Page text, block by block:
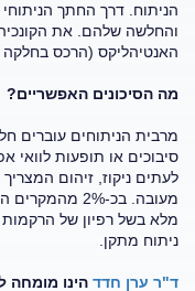
הניתוח. דרך החתך
והחלשה שלהם. את
האנטיהליקס (הרכס בחלקה
מה הסיכונים האפשריים?
מרבית הניתוחים עוברים
סיבוכים או תופעות לוואי
לעתים ניקוז, זיהום
מעובה. בכ-2%
מלא בשל רפיון של
ניתוח מתקן.
ד"ר ערן חדד הינו מומחה